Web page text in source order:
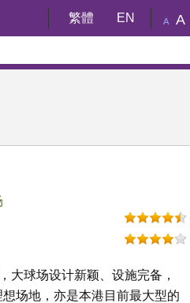
繁體 EN A A
大球场设计新颖、设施完备，
场地，亦是本港目前最大型的